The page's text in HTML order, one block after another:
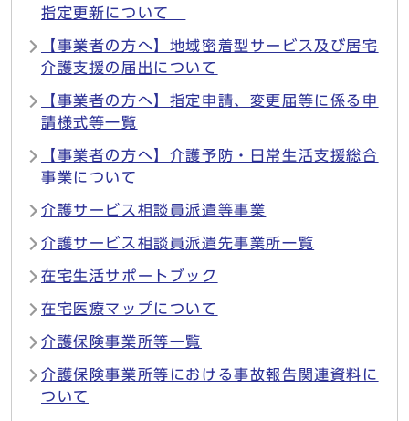
指定更新について
【事業者の方へ】地域密着型サービス及び居宅
介護支援の届出について
【事業者の方へ】指定申請、変更届等に係る申
請様式等一覧
【事業者の方へ】介護予防・日常生活支援総合
事業について
介護サービス相談員派遣等事業
介護サービス相談員派遣先事業所一覧
在宅生活サポートブック
在宅医療マップについて
介護保険事業所等一覧
介護保険事業所等における事故報告関連資料に
ついて